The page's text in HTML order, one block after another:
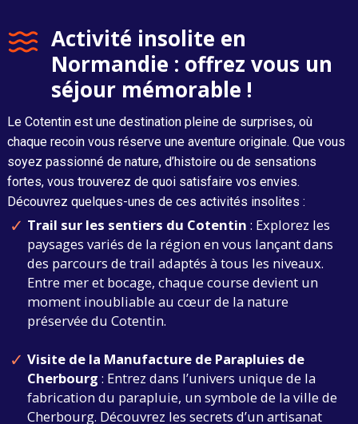
Activité insolite en
Normandie : offrez vous un
séjour mémorable !
Le Cotentin est une destination pleine de surprises, où
chaque recoin vous réserve une aventure originale. Que vous
soyez passionné de nature, d’histoire ou de sensations
fortes, vous trouverez de quoi satisfaire vos envies.
Découvrez quelques-unes de ces activités insolites :
Trail sur les sentiers du Cotentin : Explorez les
paysages variés de la région en vous lançant dans
des parcours de trail adaptés à tous les niveaux.
Entre mer et bocage, chaque course devient un
moment inoubliable au cœur de la nature
préservée du Cotentin.
Visite de la Manufacture de Parapluies de
Cherbourg : Entrez dans l’univers unique de la
fabrication du parapluie, un symbole de la ville de
Cherbourg. Découvrez les secrets d’un artisanat